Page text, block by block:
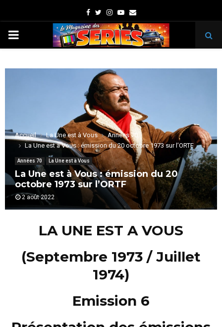
Facebook
TwitterInstagram
Youtube
Email
PRIMARY
Accueil La Une est à Vous
Années 70
La Une est à Vous : émission du 20 octobre 1973 sur l’ORTF
Années 70 La Une est à Vous
La Une est à Vous : émission du 20
octobre 1973 sur l’ORTF
2 août 2022
LA UNE EST A VOUS
(Septembre 1973 / Juillet
1974)
Emission 6